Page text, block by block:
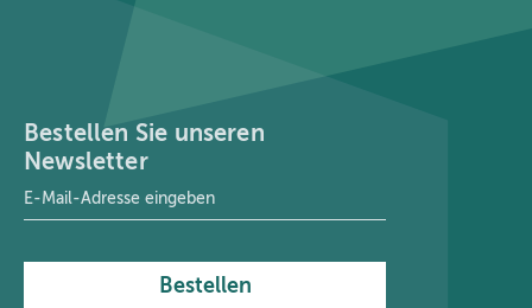
Bestellen Sie unseren
Newsletter
E-Mail-Adresse
Bestellen